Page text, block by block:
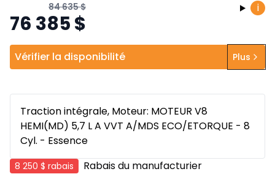
84 635$
76 385$
i
Vérifier la disponibilité Plus
Traction intégrale, Moteur: MOTEUR V8
HEMI(MD) 5,7 L A VVT A/MDS ECO/ETORQUE - 8
Cyl. - Essence
8 250 $ rabais Rabais du manufacturier